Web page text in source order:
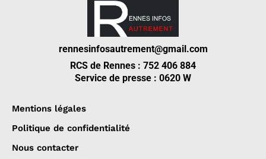
rennesinfosautrement@gmail.com
RCS de Rennes : 752 406 884
Service de presse : 0620 W
Mentions légales
Politique de confidentialité
Nous contacter